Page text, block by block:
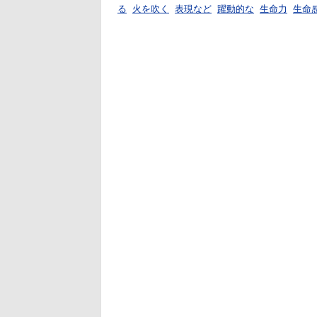
る 火を吹く 表現など 躍動的な 生命力 生命